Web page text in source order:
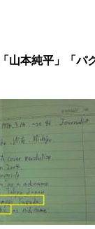
山本純平」「パ